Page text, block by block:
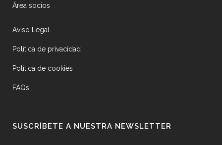
Área socios
Aviso Legal
Política de privacidad
Política de cookies
FAQs
SUSCRÍBETE A NUESTRA NEWSLETTER